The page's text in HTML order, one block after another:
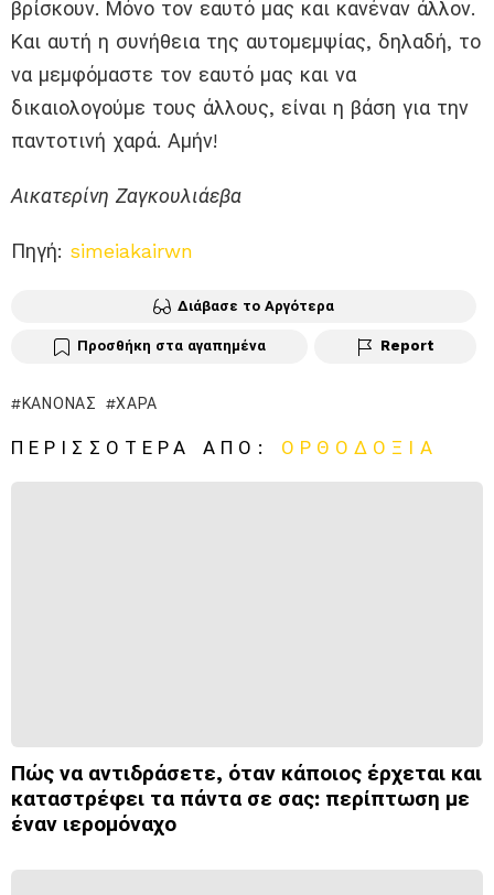
βρίσκουν. Μόνο τον εαυτό μας και κανέναν άλλον.
Και αυτή η συνήθεια της αυτομεμψίας, δηλαδή, το
να μεμφόμαστε τον εαυτό μας και να
δικαιολογούμε τους άλλους, είναι η βάση για την
παντοτινή χαρά. Αμήν!
Αικατερίνη Ζαγκουλιάεβα
Πηγή: simeiakairwn
Διάβασε το Αργότερα
Προσθήκη στα αγαπημένα Report
ΚΑΝΌΝΑΣ ΧΑΡΆ
ΠΕΡΙΣΣΌΤΕΡΑ ΑΠΌ: ΟΡΘΟΔΟΞΊΑ
Πώς να αντιδράσετε, όταν κάποιος έρχεται και
καταστρέφει τα πάντα σε σας: περίπτωση με
έναν ιερομόναχο